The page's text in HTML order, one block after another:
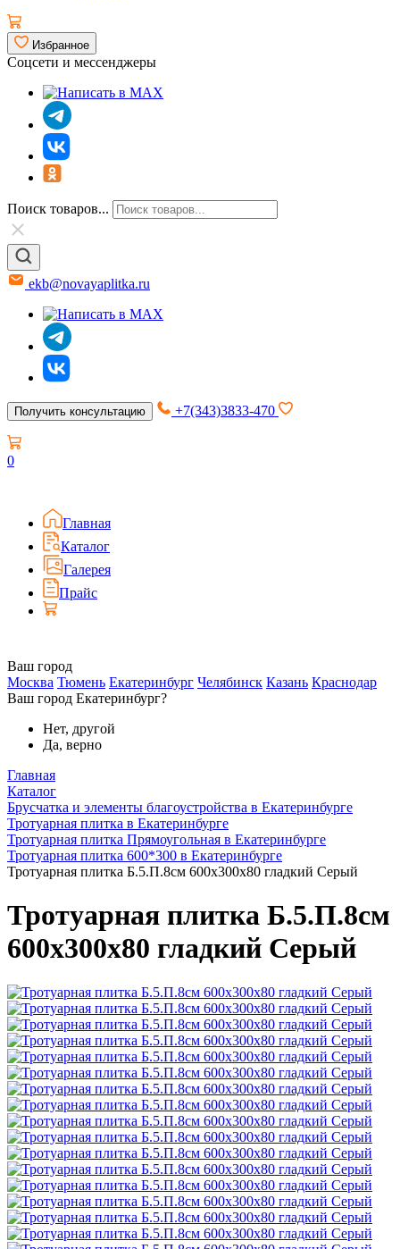
Избранное
Соцсети и мессенджеры
Поиск товаров...
ekb@novayaplitka.ru
Получить консультацию +7(343)3833-470
0
Главная
Каталог
Галерея
Прайс
Ваш город
Москва Тюмень Екатеринбург Челябинск Казань Краснодар
Ваш город Екатеринбург?
Нет, другой
Да, верно
Главная
Каталог
Брусчатка и элементы благоустройства в Екатеринбурге
Тротуарная плитка в Екатеринбурге
Тротуарная плитка Прямоугольная в Екатеринбурге
Тротуарная плитка 600*300 в Екатеринбурге
Тротуарная плитка Б.5.П.8см 600х300х80 гладкий Серый
Тротуарная плитка Б.5.П.8см
600х300х80 гладкий Серый